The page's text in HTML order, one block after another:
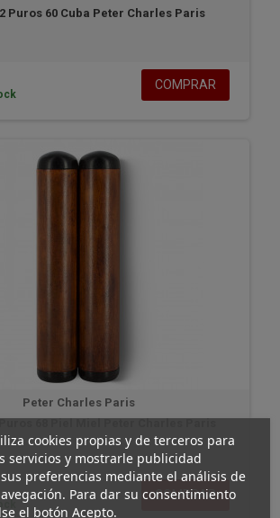
cookies propias y de terceros para
servicios y mostrarle publicidad
preferencias mediante el análisis de
Para dar su consentimiento
el botón Acepto.
Puros 60 Cuba Peter Charles Paris
COMPRAR
Peter Charles Paris
COMPRAR